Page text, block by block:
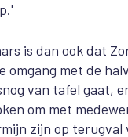
is dan ook dat
met de
van tafel gaat,
om met
zijn op terugval